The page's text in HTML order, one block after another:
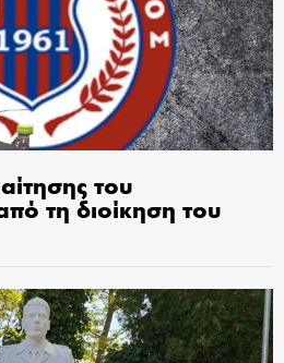
του
τη διοίκηση του